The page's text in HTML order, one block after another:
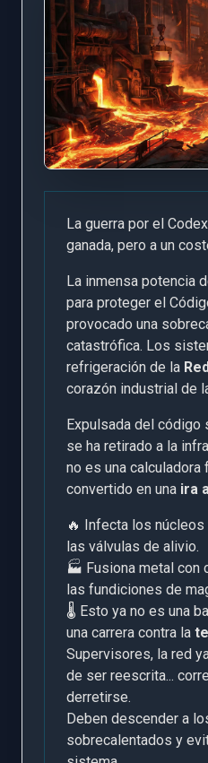
La guerra por el
ganada, pero a un
La inmensa potencia
para proteger el
provocado una
catastrófica. Los
refrigeración de la
corazón industrial de
Expulsada del código
se ha retirado a la
no es una calculadora
convertido en una ira
🔥 Infecta los
las válvulas de alivio.
🏭 Fusiona metal con
las fundiciones de
🌡️ Esto ya no es una
una carrera contra la
Supervisores, la red
de ser reescrita...
derretirse.
Deben descender a
sobrecalentados y